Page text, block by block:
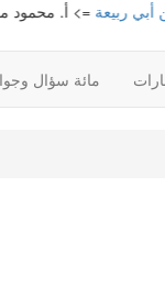
=> أ. محمود محمد
مائة سؤال